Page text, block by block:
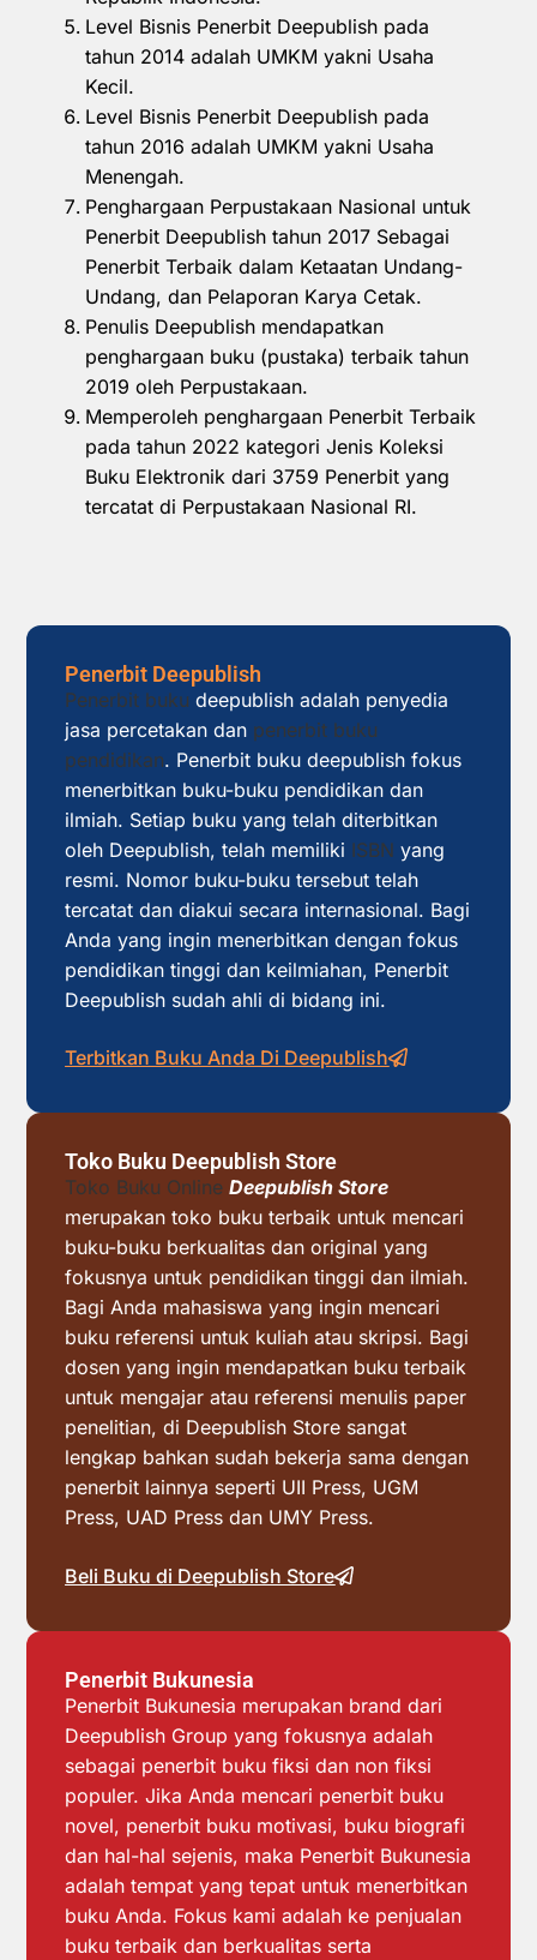
Level Bisnis Penerbit Deepublish pada
tahun 2014 adalah UMKM yakni Usaha
Kecil.
Level Bisnis Penerbit Deepublish pada
tahun 2016 adalah UMKM yakni Usaha
Menengah.
Penghargaan Perpustakaan Nasional untuk
Penerbit Deepublish tahun 2017 Sebagai
Penerbit Terbaik dalam Ketaatan Undang-
Undang, dan Pelaporan Karya Cetak.
Penulis Deepublish mendapatkan
penghargaan buku (pustaka) terbaik tahun
2019 oleh Perpustakaan.
Memperoleh penghargaan Penerbit Terbaik
pada tahun 2022 kategori Jenis Koleksi
Buku Elektronik dari 3759 Penerbit yang
tercatat di Perpustakaan Nasional RI.
Penerbit Deepublish
Penerbit buku deepublish adalah penyedia
jasa percetakan dan penerbit buku
pendidikan. Penerbit buku deepublish fokus
menerbitkan buku-buku pendidikan dan
ilmiah. Setiap buku yang telah diterbitkan
oleh Deepublish, telah memiliki ISBN yang
resmi. Nomor buku-buku tersebut telah
tercatat dan diakui secara internasional. Bagi
Anda yang ingin menerbitkan dengan fokus
pendidikan tinggi dan keilmiahan, Penerbit
Deepublish sudah ahli di bidang ini.
Terbitkan Buku Anda Di Deepublish
Toko Buku Deepublish Store
Toko Buku Online Deepublish Store
merupakan toko buku terbaik untuk mencari
buku-buku berkualitas dan original yang
fokusnya untuk pendidikan tinggi dan ilmiah.
Bagi Anda mahasiswa yang ingin mencari
buku referensi untuk kuliah atau skripsi. Bagi
dosen yang ingin mendapatkan buku terbaik
untuk mengajar atau referensi menulis paper
penelitian, di Deepublish Store sangat
lengkap bahkan sudah bekerja sama dengan
penerbit lainnya seperti UII Press, UGM
Press, UAD Press dan UMY Press.
Beli Buku di Deepublish Store
Penerbit Bukunesia
Penerbit Bukunesia merupakan brand dari
Deepublish Group yang fokusnya adalah
sebagai penerbit buku fiksi dan non fiksi
populer. Jika Anda mencari penerbit buku
novel, penerbit buku motivasi, buku biografi
dan hal-hal sejenis, maka Penerbit Bukunesia
adalah tempat yang tepat untuk menerbitkan
buku Anda. Fokus kami adalah ke penjualan
buku terbaik dan berkualitas serta